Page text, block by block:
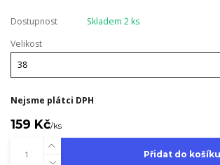
Dostupnost
Skladem 2 ks
Velikost
Nejsme plátci DPH
159 Kč/ks
Přidat do košíku